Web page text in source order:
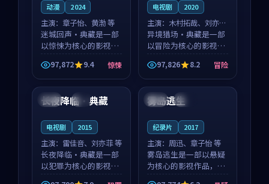
动漫 2024
主演： 章子怡、黄渤 等
迷城回声·典藏是一部
以惊悚为核心的影视作
品，围绕危机、反转与
人物成长展开，整体节
奏紧凑，值得推荐观
看。
97,872 9.4 惊悚
电视剧 2020
主演： 木村拓哉、刘亦菲
等
异境猎场·典藏是一部
以冒险为核心的影视作
品，围绕危机、反转与
人物成长展开，整体节
奏紧凑，值得推荐观
看。
97,826 8.2 冒险
英国 4K
长夜降临·典藏
电视剧 2015
主演： 雷佳音、刘亦菲 等
长夜降临·典藏是一部
以犯罪为核心的影视作
品，围绕危机、反转与
英国 热播
雾岛逃生
纪录片 2017
主演： 周迅、章子怡 等
雾岛逃生是一部以悬疑
为核心的影视作品，围
绕危机、反转与人物成